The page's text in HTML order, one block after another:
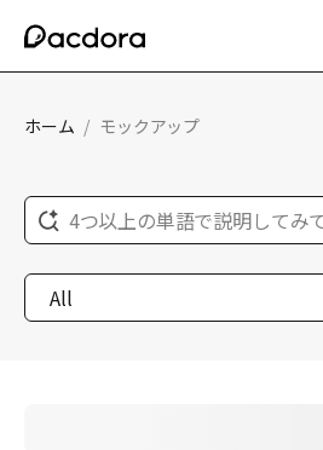
ホーム / モックアップ
4つ以上の単語で説明してみ
All